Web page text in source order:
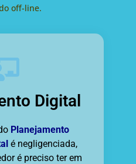
off-line.
Digital
Planejamento
é negligenciada,
é preciso ter em